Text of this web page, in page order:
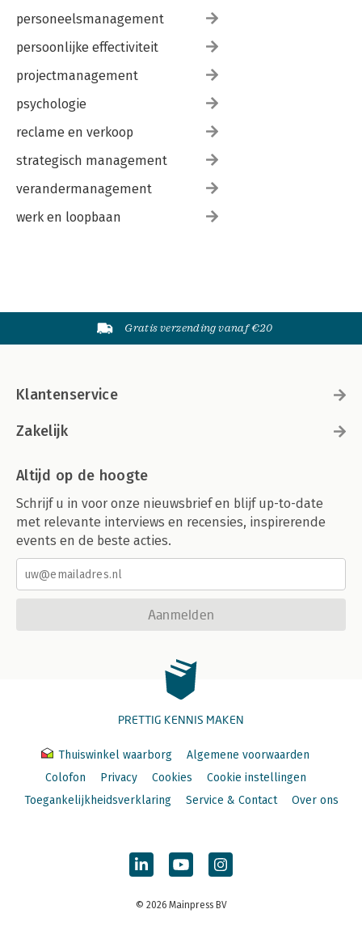
personeelsmanagement
persoonlijke effectiviteit
projectmanagement
psychologie
reclame en verkoop
strategisch management
verandermanagement
werk en loopbaan
Gratis verzending vanaf €20
Klantenservice
Zakelijk
Altijd op de hoogte
Schrijf u in voor onze nieuwsbrief en blijf up-to-date
met relevante interviews en recensies, inspirerende
events en de beste acties.
Aanmelden
PRETTIG KENNIS MAKEN
Thuiswinkel waarborg
Algemene voorwaarden
Colofon
Privacy Cookies
Cookie instellingen
Toegankelijkheidsverklaring
Service & Contact Over ons
© 2026 Mainpress BV